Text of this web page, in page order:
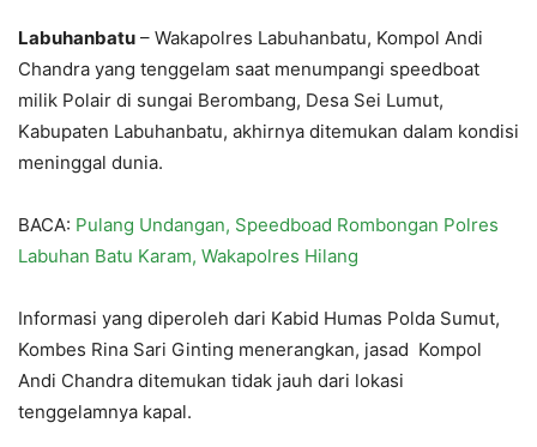
Labuhanbatu – Wakapolres Labuhanbatu, Kompol Andi
Chandra yang tenggelam saat menumpangi speedboat
milik Polair di sungai Berombang, Desa Sei Lumut,
Kabupaten Labuhanbatu, akhirnya ditemukan dalam kondisi
meninggal dunia.
BACA: Pulang Undangan, Speedboad Rombongan Polres
Labuhan Batu Karam, Wakapolres Hilang
Informasi yang diperoleh dari Kabid Humas Polda Sumut,
Kombes Rina Sari Ginting menerangkan, jasad Kompol
Andi Chandra ditemukan tidak jauh dari lokasi
tenggelamnya kapal.